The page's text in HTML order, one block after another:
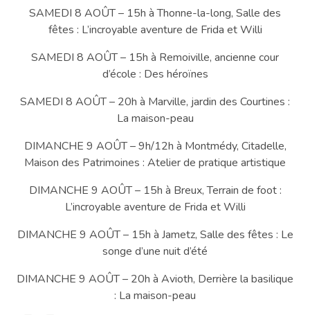
SAMEDI 8 AOÛT – 15h à Thonne-la-long, Salle des
fêtes : L’incroyable aventure de Frida et Willi
SAMEDI 8 AOÛT – 15h à Remoiville, ancienne cour
d’école : Des héroïnes
SAMEDI 8 AOÛT – 20h à Marville, jardin des Courtines :
La maison-peau
DIMANCHE 9 AOÛT – 9h/12h à Montmédy, Citadelle,
Maison des Patrimoines : Atelier de pratique artistique
DIMANCHE 9 AOÛT – 15h à Breux, Terrain de foot :
L’incroyable aventure de Frida et Willi
DIMANCHE 9 AOÛT – 15h à Jametz, Salle des fêtes : Le
songe d’une nuit d’été
DIMANCHE 9 AOÛT – 20h à Avioth, Derrière la basilique
: La maison-peau